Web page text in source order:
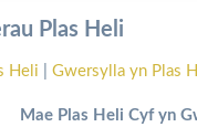
Plas Heli
Heli Gwersylla yn Plas
Mae Plas Heli Cyf yn